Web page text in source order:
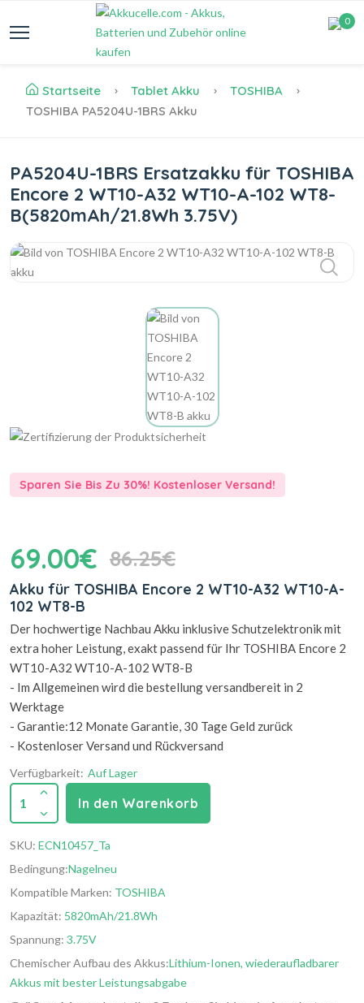
0
Startseite Tablet Akku
TOSHIBA
TOSHIBA PA5204U-1BRS Akku
PA5204U-1BRS Ersatzakku für TOSHIBA
Encore 2 WT10-A32 WT10-A-102 WT8-
B(5820mAh/21.8Wh 3.75V)
Sparen Sie Bis Zu 30%! Kostenloser Versand!
69.00€ 86.25€
Akku für TOSHIBA Encore 2 WT10-A32 WT10-A-
102 WT8-B
Der hochwertige Nachbau Akku inklusive Schutzelektronik mit
extra hoher Leistung, exakt passend für Ihr TOSHIBA Encore 2
WT10-A32 WT10-A-102 WT8-B
- Im Allgemeinen wird die bestellung versandbereit in 2
Werktage
- Garantie:12 Monate Garantie, 30 Tage Geld zurück
- Kostenloser Versand und Rückversand
Verfügbarkeit: Auf Lager
1 In den Warenkorb
SKU: ECN10457_Ta
Bedingung:Nagelneu
Kompatible Marken: TOSHIBA
Kapazität: 5820mAh/21.8Wh
Spannung: 3.75V
Chemischer Aufbau des Akkus:Lithium-Ionen, wiederaufladbarer
Akkus mit bester Leistungsabgabe